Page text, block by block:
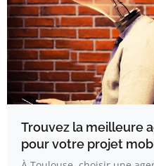
Trouvez la meilleure
pour votre projet